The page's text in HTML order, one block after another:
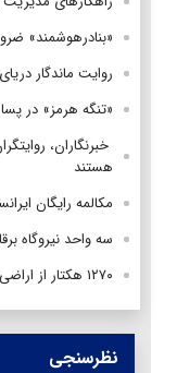
«بنادرهوشمند»
روایت ماندگار
«تنگه هرمز» در
خبرنگاران،
هستند
مکالمه رایگان
سه واحد نیروگاه
۱۲۷۰ هکتار از اراضی ساحلی مکران زیر کشت میگو رفت
نظرسنجی